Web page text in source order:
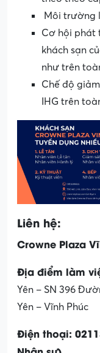
Môi trường
Cơ hội phát
khách sạn
như trên
Chế độ
IHG trên
Liên hệ:
Crowne Plaza
Địa điểm làm
Yên – SN 396
Yên – Vĩnh Phúc
Điện thoại: